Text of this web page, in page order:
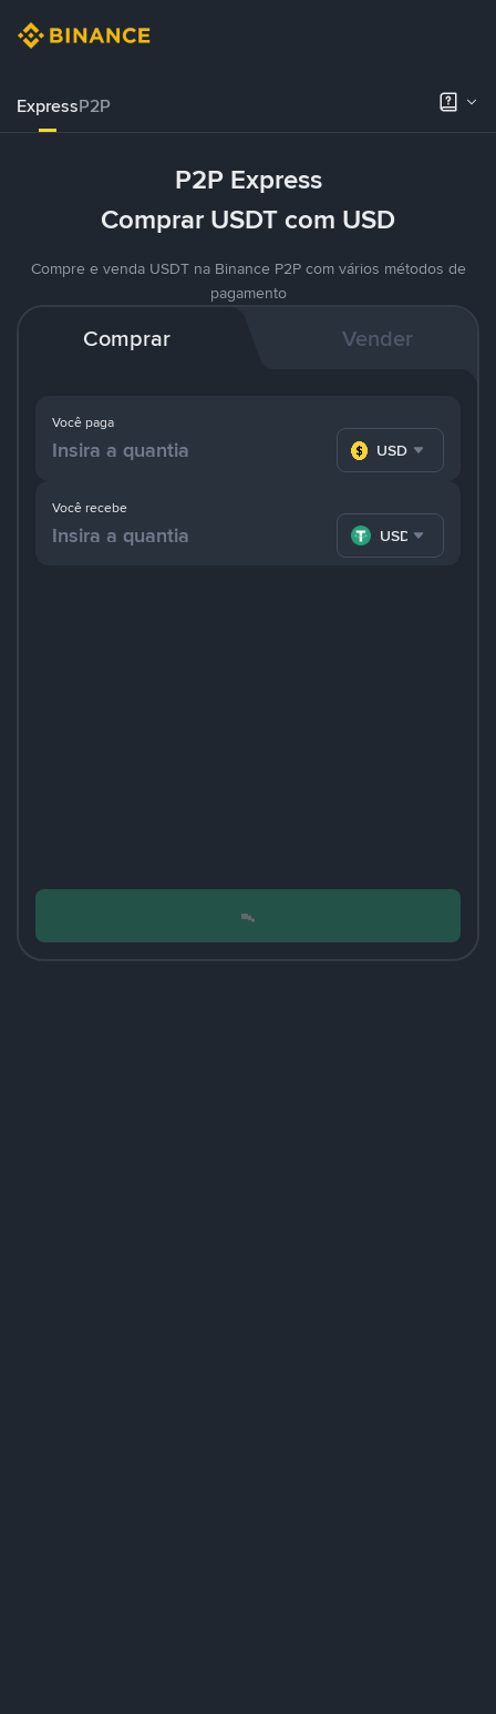
ExpressP2P
P2P Express
Comprar USDT com USD
Compre e venda USDT na Binance P2P com vários métodos de
pagamento
Comprar Vender
Você paga
USD
Você recebe
USDT